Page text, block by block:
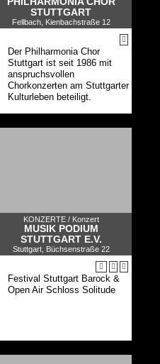
STUTTGART
Fellbach, Kienbachstraße 12
Der Philharmonia Chor
Stuttgart ist seit 1986 mit
anspruchsvollen
Chorkonzerten am Stuttgarter
Kulturleben beteiligt.
KONZERTE / Konzert
MUSIK PODIUM
STUTTGART E.V.
Stuttgart, Büchsenstraße 22
Festival Stuttgart Barock &
Open Air Schloss Solitude